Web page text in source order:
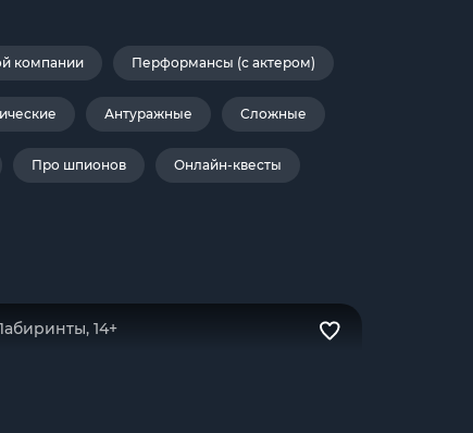
компании Перформансы (с актером)
Антуражные Сложные
Про шпионов Онлайн-квесты
14+